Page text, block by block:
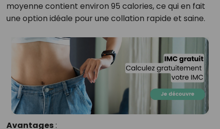
moyenne contient environ 95 calories, ce qui en fait
une option idéale pour une collation rapide et saine.
Avantages: